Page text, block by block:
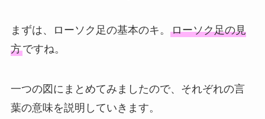
まずは、ローソク足の基本のキ。 ローソク足の見
方ですね。
一つの図にまとめてみましたので、それぞれの言
葉の意味を説明していきます。